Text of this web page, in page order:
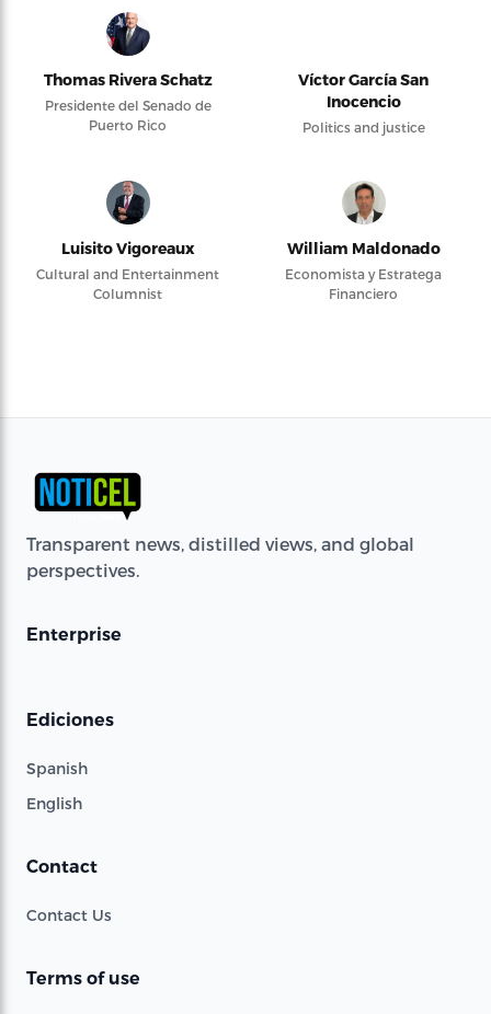
Thomas Rivera Schatz
Presidente del Senado de
Puerto Rico
Víctor García San
Inocencio
Politics and justice
Luisito Vigoreaux
Cultural and Entertainment
Columnist
William Maldonado
Economista y Estratega
Financiero
Transparent news, distilled views, and global
perspectives.
Enterprise
Ediciones
Spanish
English
Contact
Contact Us
Terms of use